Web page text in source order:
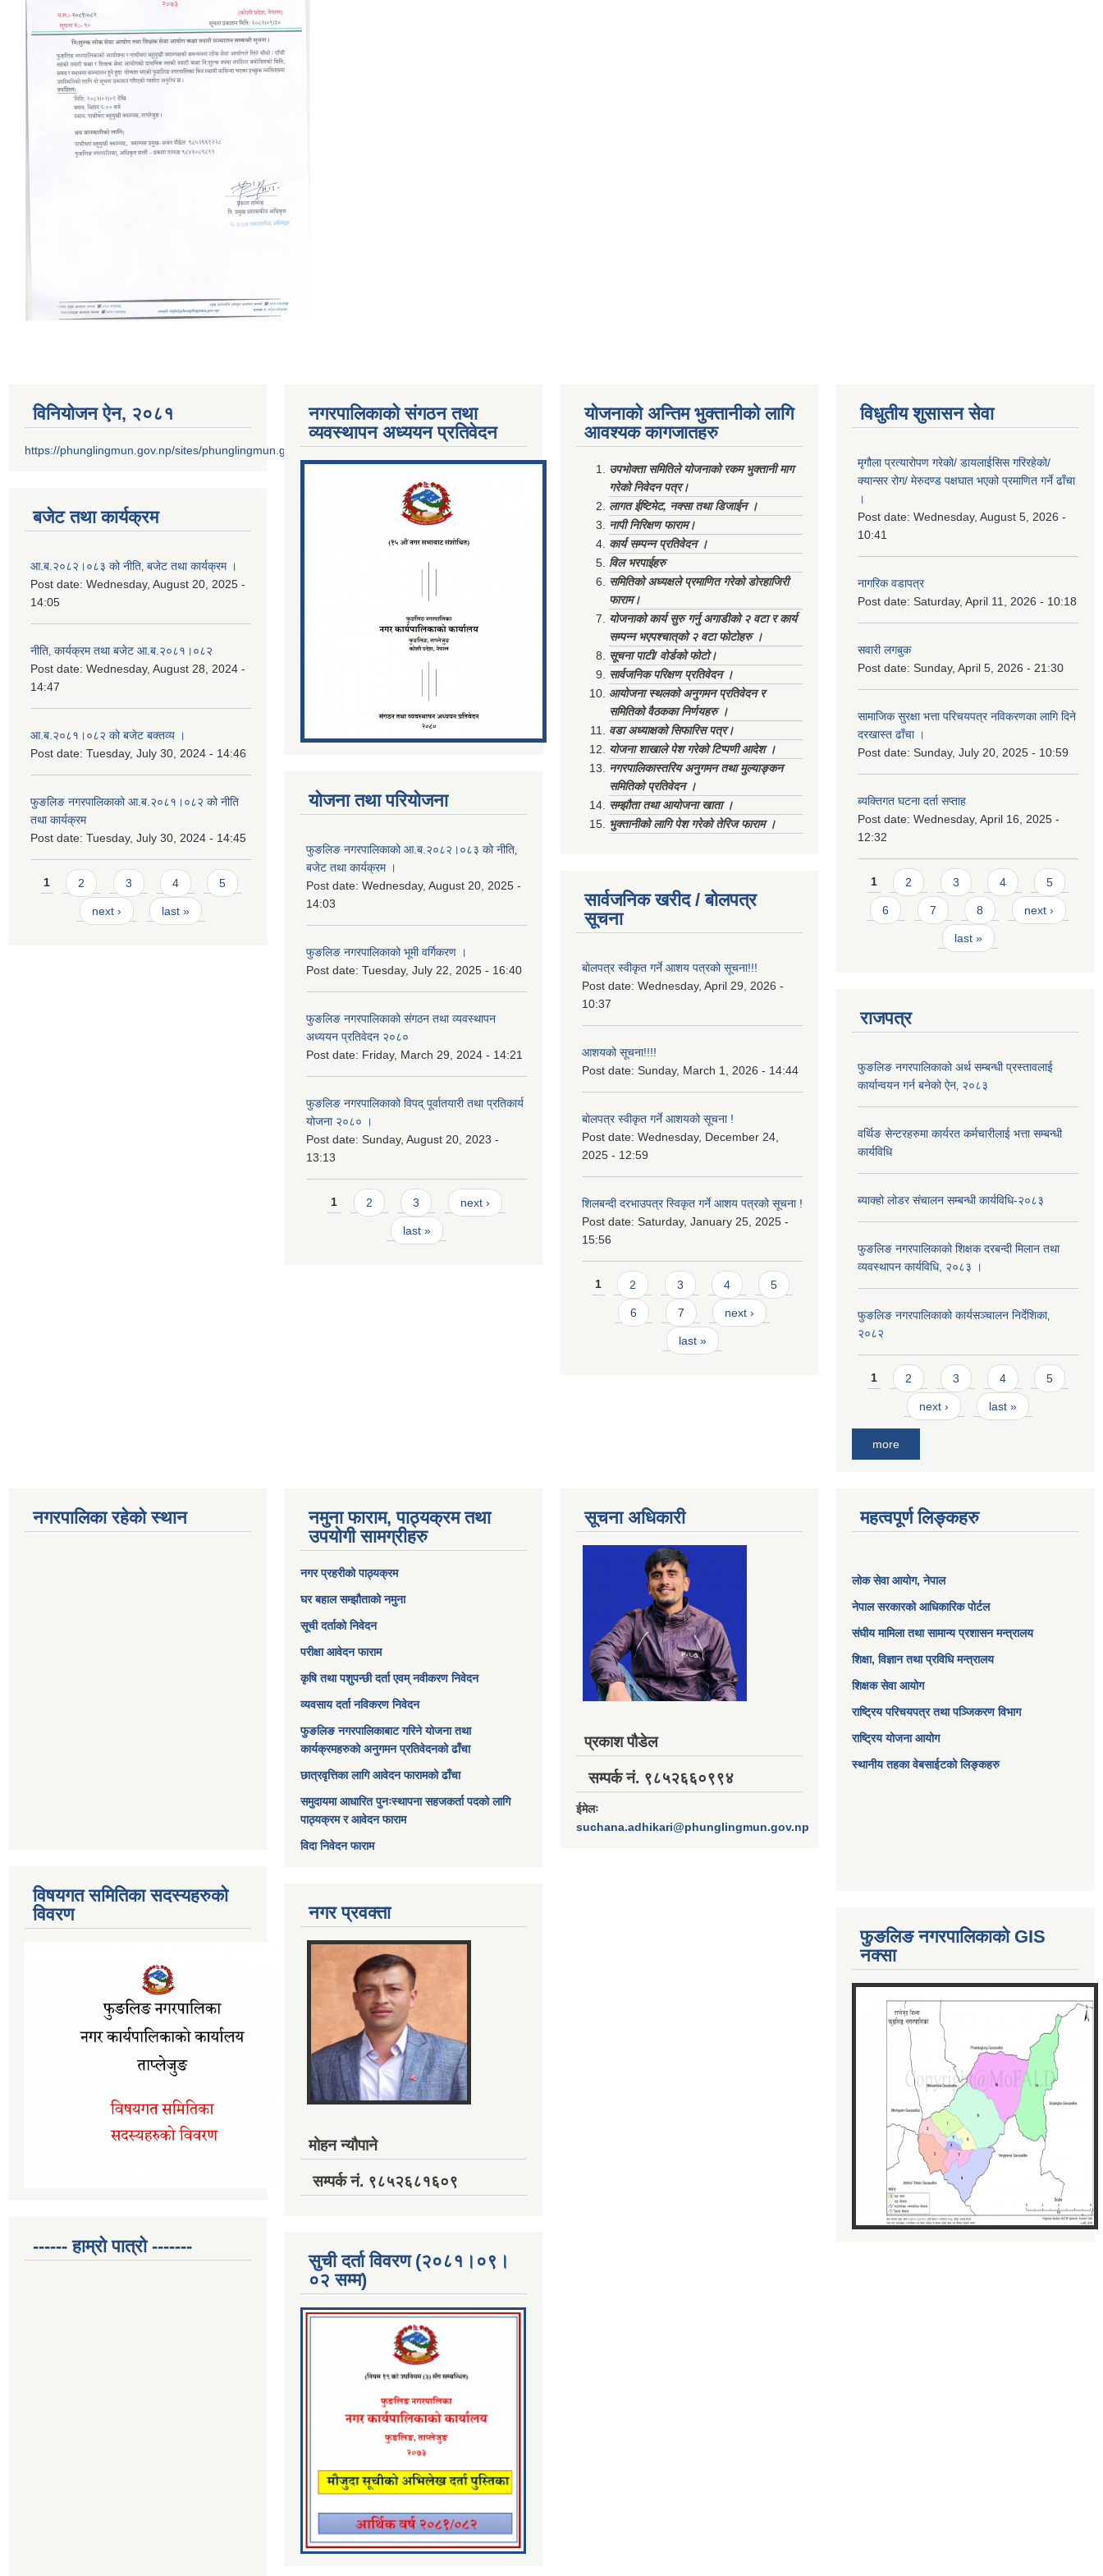
विनियोजन ऐन‚ २०८१
https://phunglingmun.gov.np/sites/phunglingmun.gov.np/files/documents/Al...
बजेट तथा कार्यक्रम
आ.ब.२०८२।०८३ को नीति‚ बजेट तथा कार्यक्रम ।
Post date: Wednesday, August 20, 2025 -
14:05
नीति‚ कार्यक्रम तथा बजेट आ.ब.२०८१।०८२
Post date: Wednesday, August 28, 2024 -
14:47
आ.ब.२०८१।०८२ को बजेट बक्तव्य ।
Post date: Tuesday, July 30, 2024 - 14:46
फुङलिङ नगरपालिकाको आ.ब.२०८१।०८२ को नीति
तथा कार्यक्रम
Post date: Tuesday, July 30, 2024 - 14:45
Pages
1 2 3 4 5
next › last »
नगरपालिकाको संगठन तथा
व्यवस्थापन अध्ययन प्रतिवेदन
योजना तथा परियोजना
फुङलिङ नगरपालिकाको आ.ब.२०८२।०८३ को नीति‚
बजेट तथा कार्यक्रम ।
Post date: Wednesday, August 20, 2025 -
14:03
फुङलिङ नगरपालिकाको भूमी वर्गिकरण ।
Post date: Tuesday, July 22, 2025 - 16:40
फुङलिङ नगरपालिकाको संगठन तथा व्यवस्थापन
अध्ययन प्रतिवेदन २०८०
Post date: Friday, March 29, 2024 - 14:21
फुङलिङ नगरपालिकाको विपद् पूर्वातयारी तथा प्रतिकार्य
योजना २०८० ।
Post date: Sunday, August 20, 2023 -
13:13
Pages
1 2 3 next ›
last »
योजनाको अन्तिम भुक्तानीको लागि
आवश्यक कागजातहरु
उपभोक्ता समितिले योजनाको रकम भुक्तानी माग
गरेको निवेदन पत्र।
लागत ईष्टिमेट, नक्सा तथा डिजाईन ।
नापी निरिक्षण फाराम।
कार्य सम्पन्न प्रतिवेदन ।
विल भरपाईहरु
समितिको अध्यक्षले प्रमाणित गरेको डोरहाजिरी
फाराम।
योजनाको कार्य सुरु गर्नु अगाडीको २ वटा र कार्य
सम्पन्न भएपश्चात्‌को २ वटा फोटोहरु ।
सूचना पाटी/ वोर्डको फोटो।
सार्वजनिक परिक्षण प्रतिवेदन ।
आयोजना स्थलको अनुगमन प्रतिवेदन र
समितिको वैठकका निर्णयहरु ।
वडा अध्याक्षको सिफारिस पत्र।
योजना शाखाले पेश गरेको टिप्पणी आदेश ।
नगरपालिकास्तरिय अनुगमन तथा मुल्याङ्कन
समितिको प्रतिवेदन ।
सम्झौता तथा आयोजना खाता ।
भुक्तानीको लागि पेश गरेको तेरिज फाराम ।
सार्वजनिक खरीद / बोलपत्र
सूचना
बोलपत्र स्वीकृत गर्ने आशय पत्रको सूचना!!!
Post date: Wednesday, April 29, 2026 -
10:37
आशयको सूचना!!!!
Post date: Sunday, March 1, 2026 - 14:44
बोलपत्र स्वीकृत गर्ने आशयको सूचना !
Post date: Wednesday, December 24,
2025 - 12:59
शिलबन्दी दरभाउपत्र स्विकृत गर्ने आशय पत्रको सूचना !
Post date: Saturday, January 25, 2025 -
15:56
Pages
1 2 3 4 5
6 7 next ›
last »
विधुतीय शुसासन सेवा
मृगौला प्रत्यारोपण गरेको/ डायलाईसिस गरिरहेको/
क्यान्सर रोग/ मेरुदण्ड पक्षघात भएको प्रमाणित गर्ने ढाँचा
।
Post date: Wednesday, August 5, 2026 -
10:41
नागरिक वडापत्र
Post date: Saturday, April 11, 2026 - 10:18
सवारी लगबुक
Post date: Sunday, April 5, 2026 - 21:30
सामाजिक सुरक्षा भत्ता परिचयपत्र नविकरणका लागि दिने
दरखास्त ढाँचा ।
Post date: Sunday, July 20, 2025 - 10:59
ब्यक्तिगत घटना दर्ता सप्ताह
Post date: Wednesday, April 16, 2025 -
12:32
Pages
1 2 3 4 5
6 7 8 next ›
last »
राजपत्र
फुङलिङ नगरपालिकाको अर्थ सम्बन्धी प्रस्तावलाई
कार्यान्वयन गर्न बनेको ऐन‚ २०८३
वर्थिङ सेन्टरहरुमा कार्यरत कर्मचारीलाई भत्ता सम्बन्धी
कार्यविधि
ब्याक्हो लोडर संचालन सम्बन्धी कार्यविधि-२०८३
फुङलिङ नगरपालिकाको शिक्षक दरबन्दी मिलान तथा
व्यवस्थापन कार्यविधि, २०८३ ।
फुङलिङ नगरपालिकाको कार्यसञ्चालन निर्देशिका‚
२०८२
Pages
1 2 3 4 5
next › last »
more
नगरपालिका रहेको स्थान
विषयगत समितिका सदस्यहरुको
विवरण
------ हाम्रो पात्रो -------
नमुना फाराम, पाठ्यक्रम तथा
उपयोगी सामग्रीहरु
नगर प्रहरीको पाठ्यक्रम
घर बहाल सम्झौताको नमुना
सूची दर्ताको निवेदन
परीक्षा आवेदन फाराम
कृषि तथा पशुपन्छी दर्ता एवम् नवीकरण निवेदन
व्यवसाय दर्ता नविकरण निवेदन
फुङलिङ नगरपालिकाबाट गरिने योजना तथा
कार्यक्रमहरुको अनुगमन प्रतिवेदनको ढाँचा
छात्रवृत्तिका लागि आवेदन फारामको ढाँचा
समुदायमा आधारित पुनःस्थापना सहजकर्ता पदको लागि
पाठ्यक्रम र आवेदन फाराम
विदा निवेदन फाराम
नगर प्रवक्ता
मोहन न्यौपाने
सम्पर्क नं. ९८५२६८१६०९
सुची दर्ता विवरण (२०८१।०९।
०२ सम्म)
सूचना अधिकारी
प्रकाश पौडेल
सम्पर्क नं. ९८५२६६०९९४
ईमेलः
suchana.adhikari@phunglingmun.gov.np
महत्वपूर्ण लिङ्कहरु
लोक सेवा आयोग, नेपाल
नेपाल सरकारको आधिकारिक पोर्टल
संघीय मामिला तथा सामान्य प्रशासन मन्त्रालय
शिक्षा, विज्ञान तथा प्रविधि मन्त्रालय
शिक्षक सेवा आयोग
राष्ट्रिय परिचयपत्र तथा पञ्जिकरण विभाग
राष्ट्रिय योजना आयोग
स्थानीय तहका वेबसाईटको लिङ्कहरु
फुङलिङ नगरपालिकाको GIS
नक्सा